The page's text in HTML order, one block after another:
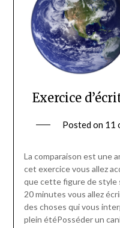
Exercice
Posted on 11
La comparaison est une
cet exercice vous allez
que cette figure de style
20 minutes vous allez
des choses qui vous
plein étéPosséder un